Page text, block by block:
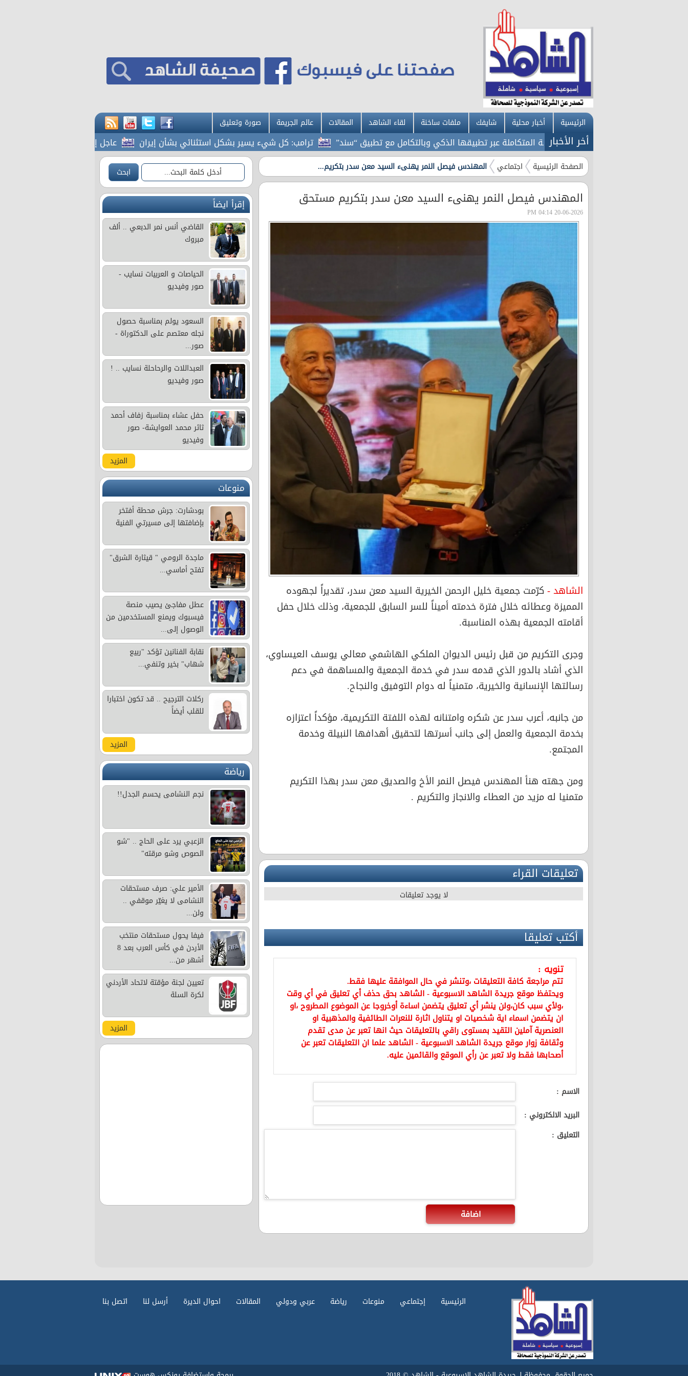
الرئيسية أخبار محلية شايفك ملفات ساخنة لقاء الشاهد المقالات عالم الجريمة صورة وتعليق
أخر الأخبار
إربد تطلق خدماتها الإلكترونية المتكاملة عبر تطبيقها الذكي وبالتكامل مع تطبيق “سند” ترامب: كل شيء يسير بشكل استثنائي بشأن إيران عاجل إرادة ملكية بتعيين رئيس
الصفحة الرئيسية اجتماعي المهندس فيصل النمر يهنىء السيد معن سدر بتكريم...
المهندس فيصل النمر يهنىء السيد معن سدر بتكريم مستحق
20-06-2026 04:14 PM
الشاهد - كرّمت جمعية خليل الرحمن الخيرية السيد معن سدر، تقديراً لجهوده
المميزة وعطائه خلال فترة خدمته أميناً للسر السابق للجمعية، وذلك خلال حفل
أقامته الجمعية بهذه المناسبة.
وجرى التكريم من قبل رئيس الديوان الملكي الهاشمي معالي يوسف العيساوي،
الذي أشاد بالدور الذي قدمه سدر في خدمة الجمعية والمساهمة في دعم
رسالتها الإنسانية والخيرية، متمنياً له دوام التوفيق والنجاح.
من جانبه، أعرب سدر عن شكره وامتنانه لهذه اللفتة التكريمية، مؤكداً اعتزازه
بخدمة الجمعية والعمل إلى جانب أسرتها لتحقيق أهدافها النبيلة وخدمة
المجتمع.
ومن جهته هنأ المهندس فيصل النمر الأخ والصديق معن سدر بهذا التكريم
متمنيا له مزيد من العطاء والانجاز والتكريم .
تعليقات القراء
لا يوجد تعليقات
أكتب تعليقا
تنويه :
تتم مراجعة كافة التعليقات ،وتنشر في حال الموافقة عليها فقط.
ويحتفظ موقع جريدة الشاهد الاسبوعية - الشاهد بحق حذف أي تعليق في أي وقت
،ولأي سبب كان،ولن ينشر أي تعليق يتضمن اساءة أوخروجا عن الموضوع المطروح ،او
ان يتضمن اسماء اية شخصيات او يتناول اثارة للنعرات الطائفية والمذهبية او
العنصرية آملين التقيد بمستوى راقي بالتعليقات حيث انها تعبر عن مدى تقدم
وثقافة زوار موقع جريدة الشاهد الاسبوعية - الشاهد علما ان التعليقات تعبر عن
أصحابها فقط ولا تعبر عن رأي الموقع والقائمين عليه.
الاسم :
البريد الالكتروني :
التعليق :
اضافة
إقرأ ايضاً
القاضي أنس نمر الدبعي .. ألف
مبروك
الحياصات و العربيات نسايب -
صور وفيديو
السعود يولم بمناسبة حصول
نجله معتصم على الدكتوراة -
صور...
العبداللات والرحاحلة نسايب .. !
صور وفيديو
حفل عشاء بمناسبة زفاف أحمد
ثائر محمد العوايشة- صور
وفيديو
المزيد
منوعات
بودشارت: جرش محطة أفتخر
بإضافتها إلى مسيرتي الفنية
ماجدة الرومي " قيثارة الشرق"
تفتح أماسي...
عطل مفاجئ يصيب منصة
فيسبوك ويمنع المستخدمين من
الوصول إلى...
نقابة الفنانين تؤكد "ربيع
شهاب" بخير وتنفي...
ركلات الترجيح .. قد تكون اختبارا
للقلب أيضاً
المزيد
رياضة
نجم النشامى يحسم الجدل!!
الزعبي يرد على الحاج .. "شو
الصوص وشو مرقته"
الأمير علي: صرف مستحقات
النشامى لا يغيّر موقفي ..
ولن...
فيفا يحول مستحقات منتخب
الأردن في كأس العرب بعد 8
أشهر من...
تعيين لجنة مؤقتة لاتحاد الأردني
لكرة السلة
المزيد
الرئيسية إجتماعي منوعات رياضة عربي ودولي المقالات احوال الديرة أرسل لنا اتصل بنا